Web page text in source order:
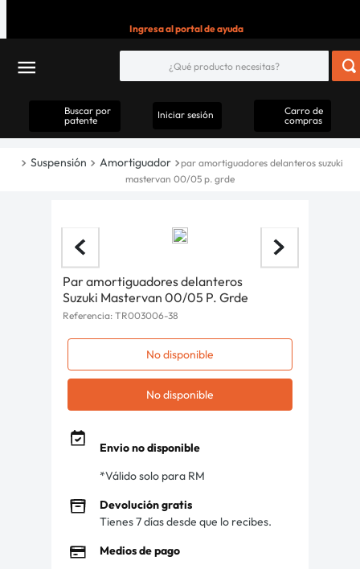
Ingresa al portal de ayuda
Buscar por
patente
Iniciar sesión
Carro de
compras
Suspensión Amortiguador
par amortiguadores delanteros suzuki
mastervan 00/05 p. grde
Par amortiguadores delanteros
Suzuki Mastervan 00/05 P. Grde
Referencia: TR003006-38
No disponible
No disponible
Envio no disponible
*Válido solo para RM
Devolución gratis
Tienes 7 días desde que lo recibes.
Medios de pago